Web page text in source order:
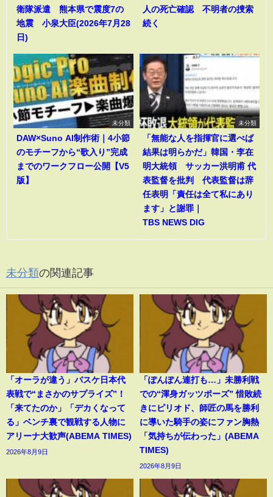
衛隊派遣 熊本県で震度7の
地震 小泉大臣(2026年7月28
日)
人の死亡確認 不明者の捜索
続く
未分類
DAW×Suno AI制作術｜4小節
のモチーフから“歌入り”完成
までのワークフロー公開【V5
版】
未分類
「無能な人を指揮官に選べば
結果は明らかだ」韓国・李在
明大統領 サッカー洪明甫 代
表監督を批判 代表監督は辞
任表明「責任は全て私にあり
ます」と謝罪｜
TBS NEWS DIG
未分類の関連記事
「オーラが違う」バスケ日本代
表戦で“まさかのサプライズ”！
「来てたのか」「デカくなって
る」ベンチ裏で観戦する人物に
アリーナ大歓声(ABEMA TIMES)
2026年8月9日
「ぽんぽん連打も…」未勝利戦
での“渾身ガッツポーズ” 惜敗続
きにピリオド、師匠の馬を勝利
に導いた騎手の姿にファン胸熱
「気持ちが伝わった」(ABEMA
TIMES)
2026年8月9日